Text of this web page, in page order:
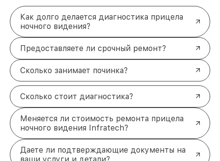
Как долго делается диагностика прицела
ночного видения?
Предоставляете ли срочный ремонт?
Сколько занимает починка?
Сколько стоит диагностика?
Меняется ли стоимость ремонта прицела
ночного видения Infratech?
Даете ли подтверждающие документы на